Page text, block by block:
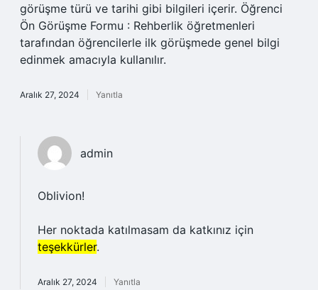
görüşme türü ve tarihi gibi bilgileri içerir. Öğrenci
Ön Görüşme Formu : Rehberlik öğretmenleri
tarafından öğrencilerle ilk görüşmede genel bilgi
edinmek amacıyla kullanılır.
Aralık 27, 2024 Yanıtla
admin
Oblivion!
Her noktada katılmasam da katkınız için
teşekkürler.
Aralık 27, 2024 Yanıtla